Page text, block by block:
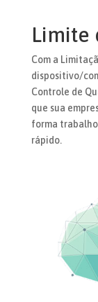
Limite
Com a
dispositivo/
Controle de
que sua
forma
rápido.